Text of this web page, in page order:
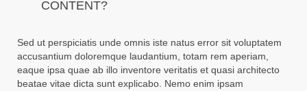
CONTENT?
Sed ut perspiciatis unde omnis iste natus error sit voluptatem
accusantium doloremque laudantium, totam rem aperiam,
eaque ipsa quae ab illo inventore veritatis et quasi architecto
beatae vitae dicta sunt explicabo. Nemo enim ipsam